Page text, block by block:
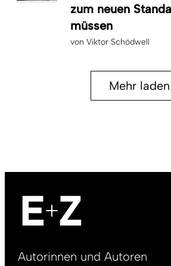
zum neuen
müssen
von Viktor Schödwell
Mehr laden
Footer
Autorinnen und Autoren